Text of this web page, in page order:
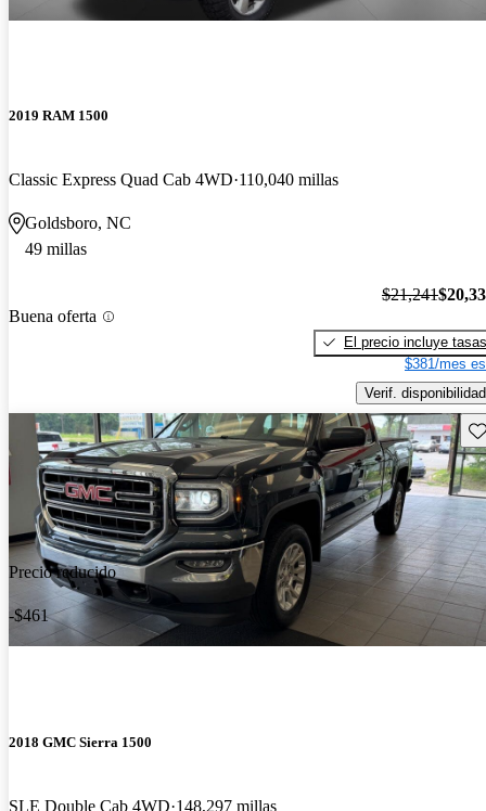
2019 RAM 1500
Classic Express Quad Cab 4WD 110,040 millas
Goldsboro, NC
49 millas
Buena oferta
$21,241
El precio incluye tasas
$381/mes
Verif. disponibilidad
Precio reducido
-$461
2018 GMC Sierra 1500
SLE Double Cab 4WD 148,297 millas